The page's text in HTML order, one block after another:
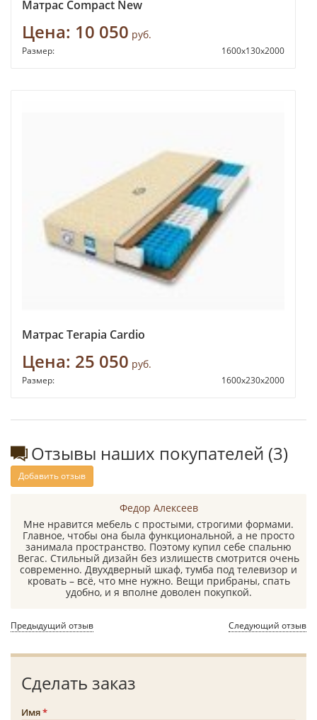
Матрас Compact New
Цена: 10 050 руб.
Размер: 1600х130х2000
Матрас Terapia Cardio
Цена: 25 050 руб.
Размер: 1600x230x2000
Отзывы наших покупателей (3)
Добавить отзыв
Федор Алексеев
Мне нравится мебель с простыми, строгими формами.
Главное, чтобы она была функциональной, а не просто
занимала пространство. Поэтому купил себе спальню
Вегас. Стильный дизайн без излишеств смотрится очень
современно. Двухдверный шкаф, тумба под телевизор и
кровать – всё, что мне нужно. Вещи прибраны, спать
удобно, и я вполне доволен покупкой.
Предыдущий отзыв Следующий отзыв
Сделать заказ
Имя